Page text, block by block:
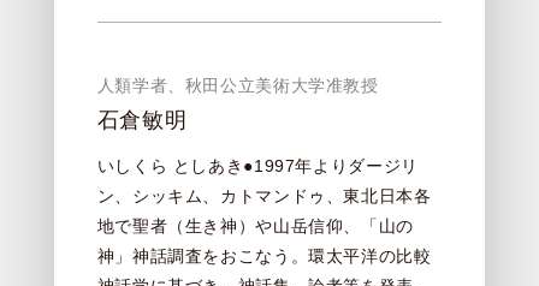
人類学者、秋田公立美術大学准教授
石倉敏明
いしくら としあき●1997年よりダージリ
ン、シッキム、カトマンドゥ、東北日本各
地で聖者（生き神）や山岳信仰、「山の
神」神話調査をおこなう。環太平洋の比較